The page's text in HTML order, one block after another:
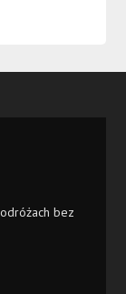
bez